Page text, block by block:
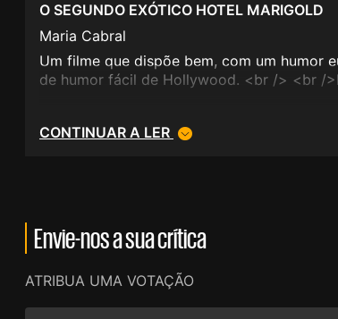
O SEGUNDO EXÓTICO HOTEL MARIGOLD
Maria Cabral
Um filme que dispõe bem, com um humor
de humor fácil de Hollywood. <br /> <br /
CONTINUAR A LER
Envie-nos a sua crítica
ATRIBUA UMA VOTAÇÃO